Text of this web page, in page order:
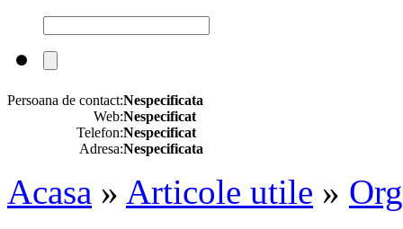
Persoana de contact:Nespecificata
Web:Nespecificat
Telefon:Nespecificat
Adresa:Nespecificata
Acasa » Articole utile »